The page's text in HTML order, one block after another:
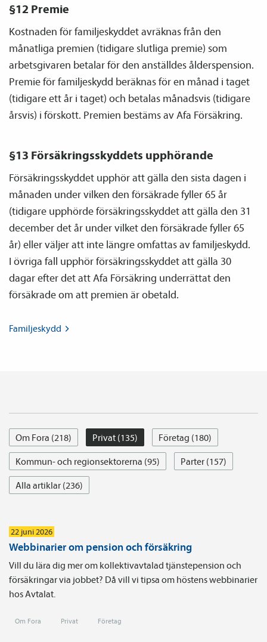
§12 Premie
Kostnaden för familje­skyddet avräknas från den
månatliga premien (tidigare slutliga premie) som
arbetsgivaren betalar för den anställdes ålders­pension.
Premie för familje­skydd beräknas för en månad i taget
(tidigare ett år i taget) och betalas månadsvis (tidigare
årsvis) i förskott. Premien bestäms av Afa Försäkring.
§13 Försäkringsskyddets upphörande
Försäkringsskyddet upphör att gälla den sista dagen i
månaden under vilken den försäkrade fyller 65 år
(tidigare upphörde försäkringsskyddet att gälla den 31
december det år under vilket den försäkrade fyller 65
år) eller väljer att inte längre omfattas av familje­skydd.
I övriga fall upphör försäkringsskyddet att gälla 30
dagar efter det att Afa Försäkring underrättat den
försäkrade om att premien är obetald.
Familje­skydd
Om Fora (218) Privat (135)
Företag (180)
Kommun- och regionsektorerna (95)
Parter (157)
Alla artiklar (236)
22 juni 2026
Webbinarier om pension och försäkring
Vill du lära dig mer om kollektivavtalad tjänstepension och
försäkringar via jobbet? Då vill vi tipsa om höstens webbinarier
hos Avtalat.
Om Fora Privat Företag